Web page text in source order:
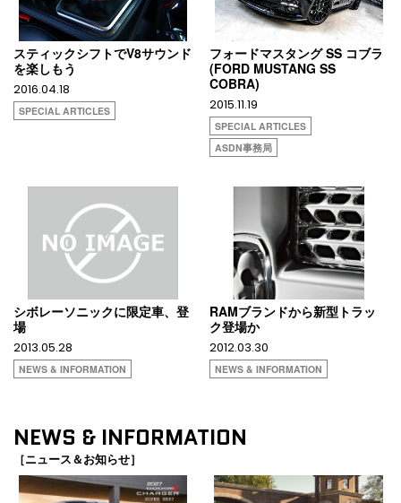
スティックシフトでV8サウンド
を楽しもう
2016.04.18
SPECIAL ARTICLES
フォードマスタング SS コブラ
(FORD MUSTANG SS
COBRA)
2015.11.19
SPECIAL ARTICLES
ASDN事務局
シボレーソニックに限定車、登
場
2013.05.28
NEWS & INFORMATION
RAMブランドから新型トラッ
ク登場か
2012.03.30
NEWS & INFORMATION
NEWS & INFORMATION
［ニュース＆お知らせ］